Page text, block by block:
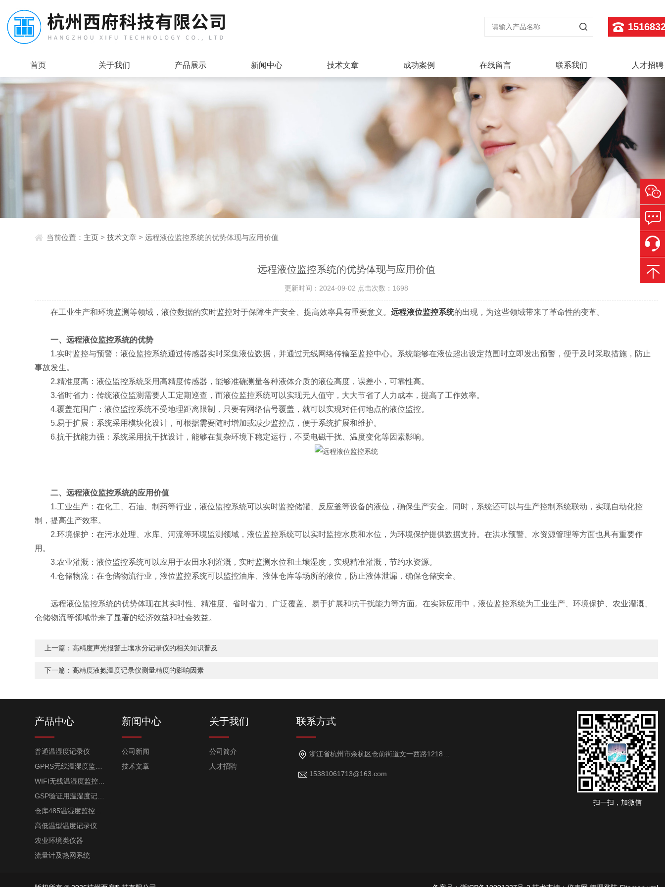
首页 关于我们 产品展示 新闻中心 技术文章 成功案例 在线留言 联系我们 人才招聘
当前位置： 主页 > 技术文章 > 远程液位监控系统的优势体现与应用价值
远程液位监控系统的优势体现与应用价值
更新时间：2024-09-02 点击次数：1698
在工业生产和环境监测等领域，液位数据的实时监控对于保障生产安全、提高效率具有重要意义。 远程液位监控系统的出现，为这些领域带来了革命性的变革。
一、远程液位监控系统的优势
1.实时监控与预警：液位监控系统通过传感器实时采集液位数据，并通过无线网络传输至监控中心。系统能够在液位超出设定范围时立即发出预警，便于及时采取措施，防止
事故发生。
2.精准度高：液位监控系统采用高精度传感器，能够准确测量各种液体介质的液位高度，误差小，可靠性高。
3.省时省力：传统液位监测需要人工定期巡查，而液位监控系统可以实现无人值守，大大节省了人力成本，提高了工作效率。
4.覆盖范围广：液位监控系统不受地理距离限制，只要有网络信号覆盖，就可以实现对任何地点的液位监控。
5.易于扩展：系统采用模块化设计，可根据需要随时增加或减少监控点，便于系统扩展和维护。
6.抗干扰能力强：系统采用抗干扰设计，能够在复杂环境下稳定运行，不受电磁干扰、温度变化等因素影响。
二、远程液位监控系统的应用价值
1.工业生产：在化工、石油、制药等行业，液位监控系统可以实时监控储罐、反应釜等设备的液位，确保生产安全。同时，系统还可以与生产控制系统联动，实现自动化控
制，提高生产效率。
2.环境保护：在污水处理、水库、河流等环境监测领域，液位监控系统可以实时监控水质和水位，为环境保护提供数据支持。在洪水预警、水资源管理等方面也具有重要作
用。
3.农业灌溉：液位监控系统可以应用于农田水利灌溉，实时监测水位和土壤湿度，实现精准灌溉，节约水资源。
4.仓储物流：在仓储物流行业，液位监控系统可以监控油库、液体仓库等场所的液位，防止液体泄漏，确保仓储安全。
远程液位监控系统的优势体现在其实时性、精准度、省时省力、广泛覆盖、易于扩展和抗干扰能力等方面。在实际应用中，液位监控系统为工业生产、环境保护、农业灌溉、
仓储物流等领域带来了显著的经济效益和社会效益。
上一篇： 高精度声光报警土壤水分记录仪的相关知识普及
下一篇： 高精度液氮温度记录仪测量精度的影响因素
产品中心
普通温湿度记录仪
GPRS无线温湿度监控系统
WIFI无线温湿度监控系统
GSP验证用温湿度记录仪
仓库485温湿度监控系统
高低温型温度记录仪
农业环境类仪器
流量计及热网系统
新闻中心
公司新闻
技术文章
关于我们
公司简介
人才招聘
联系方式
浙江省杭州市余杭区仓前街道文一西路1218号7幢101室（101室-18）
15381061713@163.com
扫一扫，加微信